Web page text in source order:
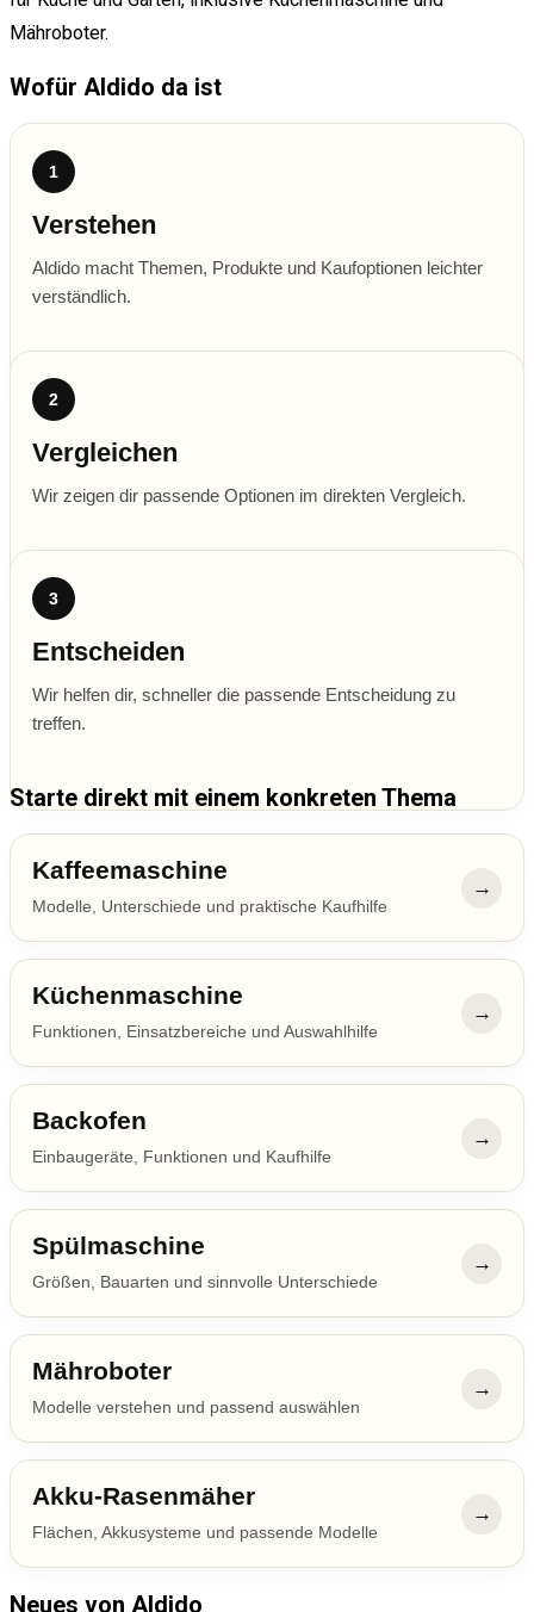
Wofür Aldido da ist
1
Verstehen
Aldido macht Themen, Produkte und Kaufoptionen leichter
verständlich.
2
Vergleichen
Wir zeigen dir passende Optionen im direkten Vergleich.
3
Entscheiden
Wir helfen dir, schneller die passende Entscheidung zu
treffen.
Starte direkt mit einem konkreten Thema
Kaffeemaschine
Modelle, Unterschiede und praktische Kaufhilfe
→
Küchenmaschine
Funktionen, Einsatzbereiche und Auswahlhilfe
→
Backofen
Einbaugeräte, Funktionen und Kaufhilfe
→
Spülmaschine
Größen, Bauarten und sinnvolle Unterschiede
→
Mähroboter
Modelle verstehen und passend auswählen
→
Akku-Rasenmäher
Flächen, Akkusysteme und passende Modelle
→
Neues von Aldido